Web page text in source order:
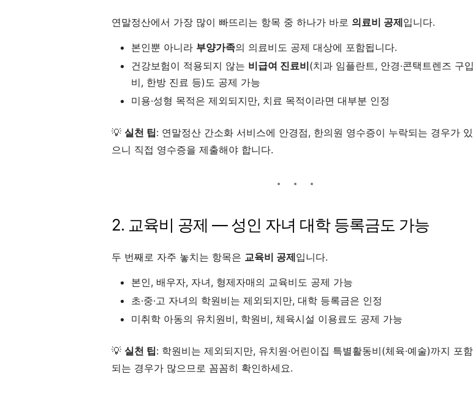
연말정산에서 가장 많이 빠뜨리는 항목 중 하나가 바로 의료비 공제입니다.
본인뿐 아니라 부양가족의 의료비도 공제 대상에 포함됩니다.
건강보험이 적용되지 않는 비급여 진료비(치과 임플란트, 안경·콘택트렌즈 구입
비, 한방 진료 등)도 공제 가능
미용·성형 목적은 제외되지만, 치료 목적이라면 대부분 인정
💡 실천 팁: 연말정산 간소화 서비스에 안경점, 한의원 영수증이 누락되는 경우가 있
으니 직접 영수증을 제출해야 합니다.
2. 교육비 공제 — 성인 자녀 대학 등록금도 가능
두 번째로 자주 놓치는 항목은 교육비 공제입니다.
본인, 배우자, 자녀, 형제자매의 교육비도 공제 가능
초·중·고 자녀의 학원비는 제외되지만, 대학 등록금은 인정
미취학 아동의 유치원비, 학원비, 체육시설 이용료도 공제 가능
💡 실천 팁: 학원비는 제외되지만, 유치원·어린이집 특별활동비(체육·예술)까지 포함
되는 경우가 많으므로 꼼꼼히 확인하세요.